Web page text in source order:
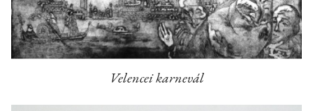
Velencei karnevál